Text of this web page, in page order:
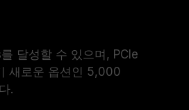
달성할 수 있으며, PCIe
새로운 옵션인 5,000
.